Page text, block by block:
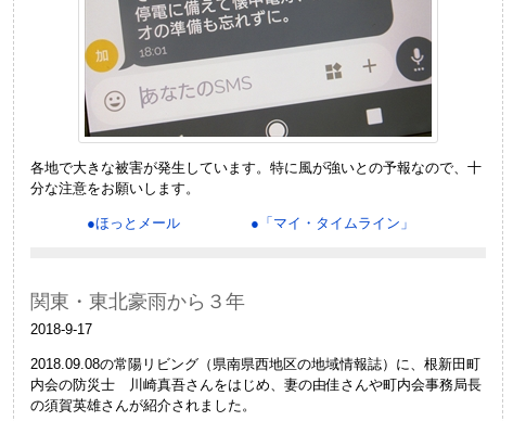
各地で大きな被害が発生しています。特に風が強いとの予報なので、十
分な注意をお願いします。
●ほっとメール ●「マイ・タイムライン」
関東・東北豪雨から３年
2018-9-17
2018.09.08の常陽リビング（県南県西地区の地域情報誌）に、根新田町
内会の防災士 川崎真吾さんをはじめ、妻の由佳さんや町内会事務局長
の須賀英雄さんが紹介されました。